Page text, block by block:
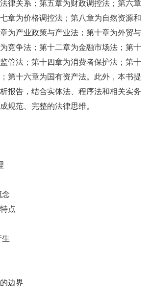
律关系；第五章为财政调控法；第六章
章为价格调控法；第八章为自然资源和
为产业政策与产业法；第十章为外贸与
竞争法；第十二章为金融市场法；第十
管法；第十四章为消费者保护法；第十
第十六章为国有资产法。此外，本书提
报告，结合实体法、程序法和相关实务
规范、完整的法律思维。
念
点
生
边界